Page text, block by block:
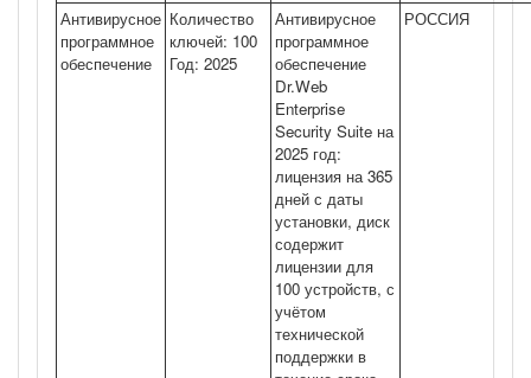
Антивирусное
программное
обеспечение
Количество
ключей: 100
Год: 2025
Антивирусное
программное
обеспечение
Dr.Web
Enterprise
Security Suite на
2025 год:
лицензия на 365
дней с даты
установки, диск
содержит
лицензии для
100 устройств, с
учётом
технической
поддержки в
РОССИЯ